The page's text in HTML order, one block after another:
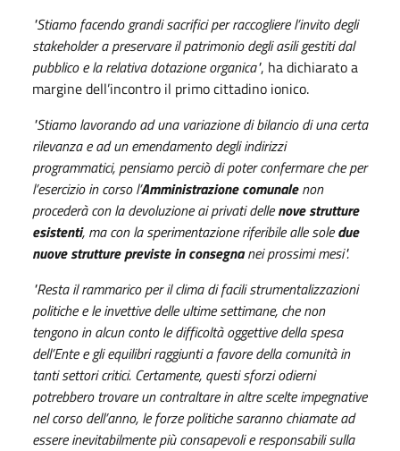
"Stiamo facendo grandi sacrifici per raccogliere l’invito degli
stakeholder a preservare il patrimonio degli asili gestiti dal
pubblico e la relativa dotazione organica", ha dichiarato a
margine dell’incontro il primo cittadino ionico.
"Stiamo lavorando ad una variazione di bilancio di una certa
rilevanza e ad un emendamento degli indirizzi
programmatici, pensiamo perciò di poter confermare che per
l’esercizio in corso l’Amministrazione comunalenon
procederà con la devoluzione ai privati dellenove strutture
esistenti, ma con la sperimentazione riferibile alle soledue
nuove strutture previste in consegnanei prossimi mesi".
"Resta il rammarico per il clima di facili strumentalizzazioni
politiche e le invettive delle ultime settimane, che non
tengono in alcun conto le difficoltà oggettive della spesa
dell’Ente e gli equilibri raggiunti a favore della comunità in
tanti settori critici. Certamente, questi sforzi odierni
potrebbero trovare un contraltare in altre scelte impegnative
nel corso dell’anno, le forze politiche saranno chiamate ad
essere inevitabilmente più consapevoli e responsabili sulla